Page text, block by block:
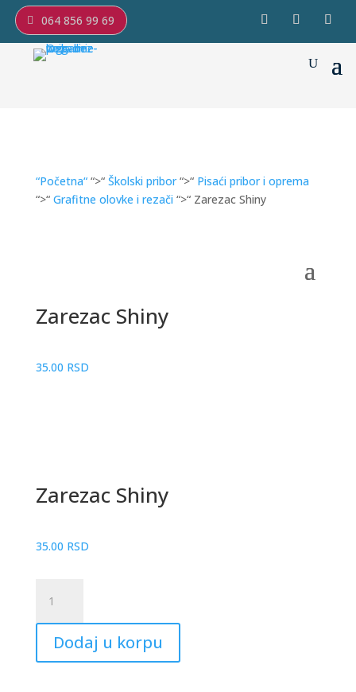
064 856 99 69
“Početna““>“ Školski pribor“>“ Pisaći pribor i oprema
“>“ Grafitne olovke i rezači “>“ Zarezac Shiny
Zarezac Shiny
35.00 RSD
Zarezac Shiny
35.00 RSD
Shiny
količina
Dodaj u korpu